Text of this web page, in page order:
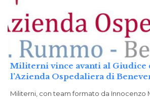
Militerni vince avanti al Giudice
l’Azienda Ospedaliera di
Militerni, con team formato da Innocenzo